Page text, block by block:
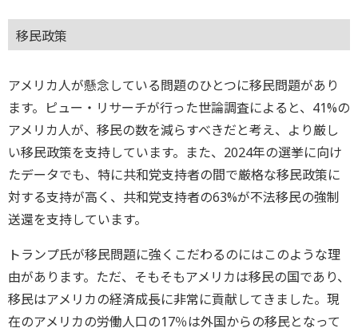
移民政策
アメリカ人が懸念している問題のひとつに移民問題があり
ます。ピュー・リサーチが行った世論調査によると、41%の
アメリカ人が、移民の数を減らすべきだと考え、より厳し
い移民政策を支持しています。また、2024年の選挙に向け
たデータでも、特に共和党支持者の間で厳格な移民政策に
対する支持が高く、共和党支持者の63%が不法移民の強制
送還を支持しています。
トランプ氏が移民問題に強くこだわるのにはこのような理
由があります。ただ、そもそもアメリカは移民の国であり、
移民はアメリカの経済成長に非常に貢献してきました。現
在のアメリカの労働人口の17％は外国からの移民となって